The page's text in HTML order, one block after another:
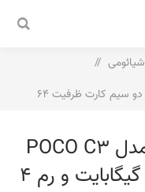
شیائومی
/
گوشی موبایل شیائومی مدل POCO C3 دو سیم‌ کارت ظرفیت 64
گوشی موبایل شیائومی مدل POCO C3
دو سیم‌ کارت ظرفیت 64 گیگابایت و رم 4